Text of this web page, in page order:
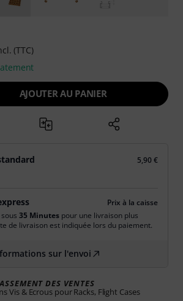
(TTC)
AJOUTER AU PANIER
5,90 €
Prix à la caisse
35 Minutes pour une livraison plus
de livraison est indiquée lors du paiement.
sur l'envoi
DES VENTES
Vis & Ecrous pour Racks, Flight Cases